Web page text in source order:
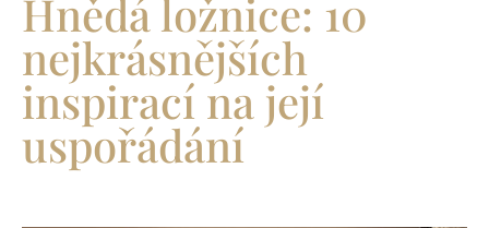
Hnědá ložnice: 10
nejkrásnějších
inspirací na její
uspořádání